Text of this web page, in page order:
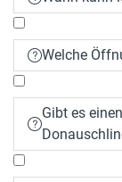
Welche

Gibt es